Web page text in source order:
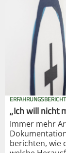
„Ich will nicht
Immer mehr
berichten, wie